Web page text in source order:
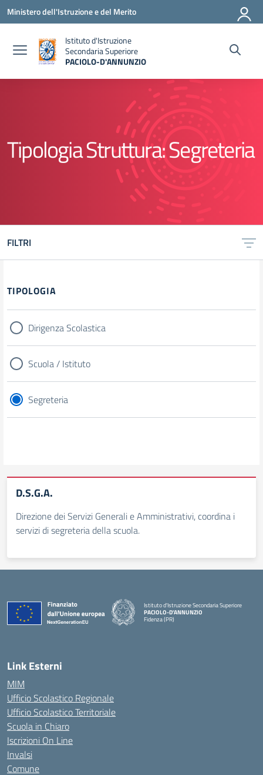
Vai ai contenuti
Vai al menu di navigazione
Vai al footer
Ministero dell'Istruzione e del Merito
Istituto d'Istruzione
Secondaria Superiore
PACIOLO-D'ANNUNZIO
Tipologia Struttura:Segreteria
FILTRI
TIPOLOGIA
Dirigenza Scolastica
Scuola / Istituto
Segreteria
D.S.G.A.
Direzione dei Servizi Generali e Amministrativi, coordina i
servizi di segreteria della scuola.
Istituto d'Istruzione Secondaria Superiore
PACIOLO-D'ANNUNZIO
Fidenza (PR)
Link Esterni
MIM
Ufficio Scolastico Regionale
Ufficio Scolastico Territoriale
Scuola in Chiaro
Iscrizioni On Line
Invalsi
Comune